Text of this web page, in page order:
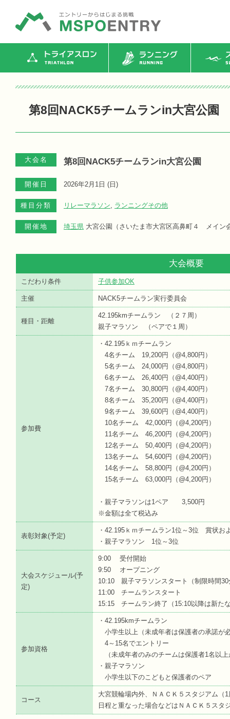
トライアスロン ランニング ス
第8回NACK5チームランin大宮公園
大会名 第8回NACK5チームランin大宮公園
開催日 2026年2月1日 ( 日 )
種目分類 リレーマラソン, ランニングその他
開催地 埼玉県 大宮公園（さいたま市大宮区高鼻町４ メイン
大会概要
こだわり条件 子供参加OK
主催 NACK5チームラン実行委員会
種目・距離
42.195kmチームラン （２７周）
親子マラソン （ペアで１周）
参加費
・42.195ｋｍチームラン
4名チーム 19,200円（@4,800円）
5名チーム 24,000円（@4,800円）
6名チーム 26,400円（@4,400円）
7名チーム 30,800円（@4,400円）
8名チーム 35,200円（@4,400円）
9名チーム 39,600円（@4,400円）
10名チーム 42,000円（@4,200円）
11名チーム 46,200円（@4,200円）
12名チーム 50,400円（@4,200円）
13名チーム 54,600円（@4,200円）
14名チーム 58,800円（@4,200円）
15名チーム 63,000円（@4,200円）
・親子マラソンは1ペア 3,500円
※金額は全て税込み
表彰対象(予定)
・42.195ｋｍチームラン1位～3位 賞状お
・親子マラソン 1位～3位
大会スケジュール(予
定)
9:00 受付開始
9:50 オープニング
10:10 親子マラソンスタート（制限時間30
11:00 チームランスタート
15:15 チームラン終了（15:10以降は新た
参加資格
・42.195kmチームラン
小学生以上（未成年者は保護者の承諾が
4～15名でエントリー
（未成年者のみのチームは保護者1名以
・親子マラソン
小学生以下のこどもと保護者のペア
コース
大宮競輪場内外、ＮＡＣＫ５スタジアム
日程と重なった場合などはＮＡＣＫ５スタ